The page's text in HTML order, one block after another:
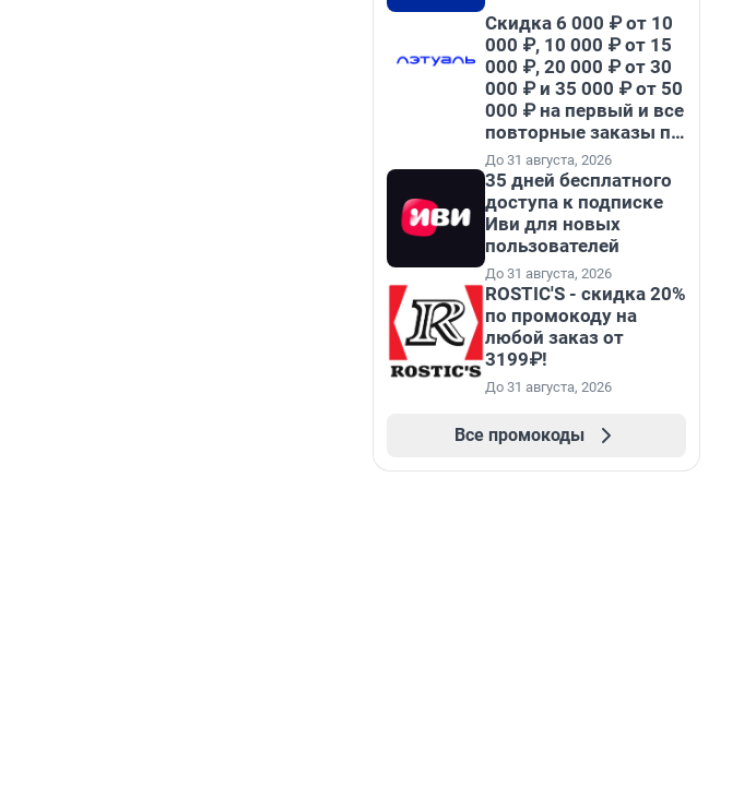
Скидка 6 000 ₽ от 10
000 ₽, 10 000 ₽ от 15
000 ₽, 20 000 ₽ от 30
000 ₽ и 35 000 ₽ от 50
000 ₽ на первый и все
повторные заказы по
промокоду НАБЕРИ
До 31 августа, 2026
35 дней бесплатного
доступа к подписке
Иви для новых
пользователей
До 31 августа, 2026
ROSTIC'S - скидка 20%
по промокоду на
любой заказ от
3199₽!
До 31 августа, 2026
Все промокоды